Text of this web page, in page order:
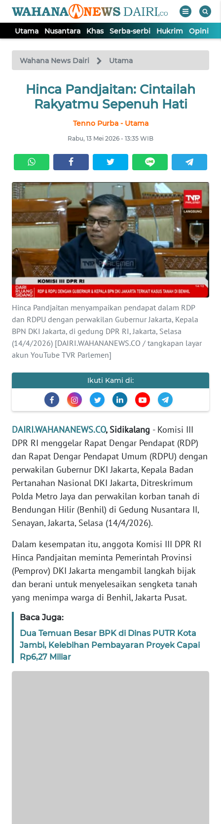
Utama Nusantara Khas Serba-serbi Hukrim Opini
Wahana News Dairi Utama
Hinca Pandjaitan: Cintailah
Rakyatmu Sepenuh Hati
Tenno Purba - Utama
Rabu, 13 Mei 2026 - 13:35 WIB
Hinca Pandjaitan menyampaikan pendapat dalam RDP
dan RDPU dengan perwakilan Gubernur Jakarta, Kepala
BPN DKI Jakarta, di gedung DPR RI, Jakarta, Selasa
(14/4/2026) [DAIRI.WAHANANEWS.CO / tangkapan layar
akun YouTube TVR Parlemen]
Ikuti Kami di:
DAIRI.WAHANANEWS.CO, Sidikalang - Komisi III
DPR RI menggelar Rapat Dengar Pendapat (RDP)
dan Rapat Dengar Pendapat Umum (RDPU) dengan
perwakilan Gubernur DKI Jakarta, Kepala Badan
Pertanahan Nasional DKI Jakarta, Ditreskrimum
Polda Metro Jaya dan perwakilan korban tanah di
Bendungan Hilir (Benhil) di Gedung Nusantara II,
Senayan, Jakarta, Selasa (14/4/2026).
Dalam kesempatan itu, anggota Komisi III DPR RI
Hinca Pandjaitan meminta Pemerintah Provinsi
(Pemprov) DKI Jakarta mengambil langkah bijak
dan berani untuk menyelesaikan sengketa tanah
yang menimpa warga di Benhil, Jakarta Pusat.
Baca Juga:
Dua Temuan Besar BPK di Dinas PUTR Kota
Jambi, Kelebihan Pembayaran Proyek Capai
Rp6,27 Miliar
TV
Tutup
UTAMA
SERBA-
SERBI
HUKRIM
Informasi
INDEKS
BERITA
KONTAK
KAMI
INFO
PEDOMAN
MEDIA
SIBER
REDAKSI
DISCLAIMER
Wahana
News
Regional
WN
WN
JAKARTA
WN